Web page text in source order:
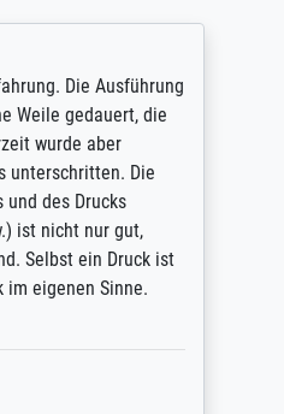
Die Ausführung
Weile gedauert, die
wurde aber
unterschritten. Die
des Drucks
ist nicht nur gut,
Selbst ein Druck ist
im eigenen Sinne.